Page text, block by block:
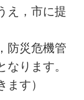
え，市に提
防災危機管
ります。
ます）